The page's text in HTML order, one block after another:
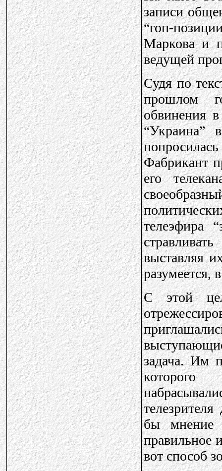
записи
“гоп-
Маркова и
ведущей
Судя по
прошлом
обвинения
“Украина”
Фабрикант
его
телеэфира
выставляя
разумеется,
С этой
задача. Им
которого
бы мнение
правильное
вот способ